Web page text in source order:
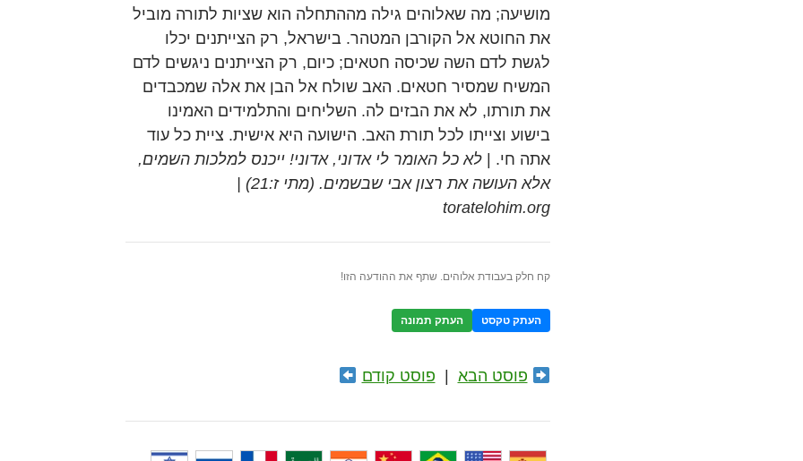
מושיעה; מה שאלוהים גילה מההתחלה הוא שציות לתורה מוביל
את החוטא אל הקורבן המטהר. בישראל, רק הצייתנים יכלו
לגשת לדם השה שכיסה חטאים; כיום, רק הצייתנים ניגשים לדם
המשיח שמסיר חטאים. האב שולח אל הבן את אלה שמכבדים
את תורתו, לא את הבזים לה. השליחים והתלמידים האמינו
בישוע וצייתו לכל תורת האב. הישועה היא אישית. ציית כל עוד
אתה חי. | לא כל האומר לי אדוני, אדוני! ייכנס למלכות השמים,
אלא העושה את רצון אבי שבשמים. (מתי ז:21) |
toratelohim.org
קח חלק בעבודת אלוהים. שתף את ההודעה הזו!
העתק טקסט העתק תמונה
פוסט הבא פוסט קודם